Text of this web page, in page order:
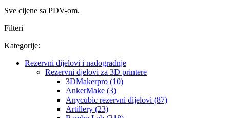
Sve cijene sa PDV-om.
Filteri
Kategorije:
Rezervni dijelovi i nadogradnje
Rezervni djelovi za 3D printere
3DMakerpro (10)
AnkerMake (3)
Anycubic rezervni dijelovi (87)
Artillery (23)